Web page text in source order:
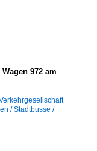
972 am
/ Stadtbusse /